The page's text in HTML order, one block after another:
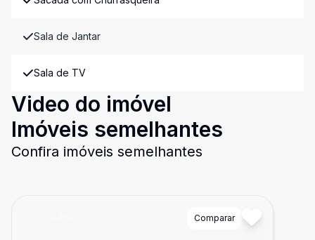
Sala de Jantar
Sala de TV
Video do imóvel
Imóveis semelhantes
Confira imóveis semelhantes
Comparar